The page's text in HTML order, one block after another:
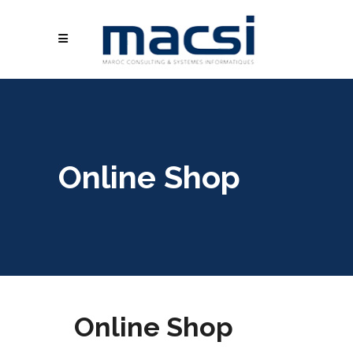
Online Shop
Online Shop